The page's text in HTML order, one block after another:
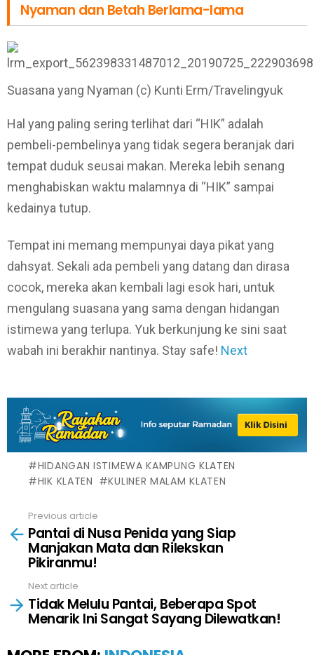
Nyaman dan Betah Berlama-lama
Suasana yang Nyaman (c) Kunti Erm/Travelingyuk
Hal yang paling sering terlihat dari “HIK” adalah
pembeli-pembelinya yang tidak segera beranjak dari
tempat duduk seusai makan. Mereka lebih senang
menghabiskan waktu malamnya di “HIK” sampai
kedainya tutup.
Tempat ini memang mempunyai daya pikat yang
dahsyat. Sekali ada pembeli yang datang dan dirasa
cocok, mereka akan kembali lagi esok hari, untuk
mengulang suasana yang sama dengan hidangan
istimewa yang terlupa. Yuk berkunjung ke sini saat
wabah ini berakhir nantinya. Stay safe! Next
HIDANGAN ISTIMEWA KAMPUNG KLATEN
HIK KLATEN
KULINER MALAM KLATEN
more
Previous article
Pantai di Nusa Penida yang Siap
Manjakan Mata dan Rilekskan
Pikiranmu!
Next article
Tidak Melulu Pantai, Beberapa Spot
Menarik Ini Sangat Sayang Dilewatkan!